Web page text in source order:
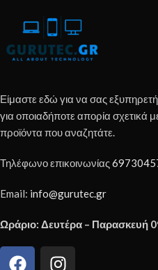
Είμαστε εδώ για να σας
για οποιαδήποτε απορία σχετικά
προϊόντα που αναζητάτε.
Τηλέφωνο επικοινωνίας
Email: info@gurutec.gr
Ωράριο: Δευτέρα – Παρασκευή